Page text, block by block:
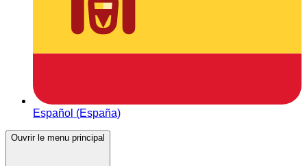
Español (España)
Ouvrir le menu principal